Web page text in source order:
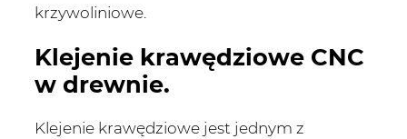
krzywoliniowe.
Klejenie krawędziowe CNC
w drewnie.
Klejenie krawędziowe jest jednym z